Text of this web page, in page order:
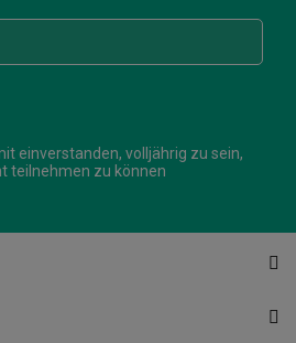
einverstanden, volljährig zu sein,
teilnehmen zu können